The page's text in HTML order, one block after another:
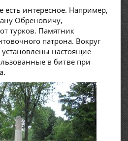
есть интересное. Например,
Обреновичу,
турков. Памятник
патрона. Вокруг
настоящие
в битве при